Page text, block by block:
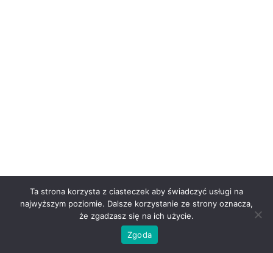
Ta strona korzysta z ciasteczek aby świadczyć usługi na
najwyższym poziomie. Dalsze korzystanie ze strony oznacza,
że zgadzasz się na ich użycie.
Zgoda